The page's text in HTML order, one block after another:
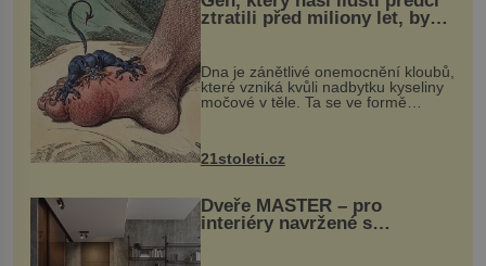
ztratili před miliony let, by
mohl pomoci s léčbou
„nemoci králů“
Dna je zánětlivé onemocnění kloubů,
které vzniká kvůli nadbytku kyseliny
močové v těle. Ta se ve formě
nohou, a způsobuje bole...
21stoleti.cz
Dveře MASTER – pro
interiéry navržené s
rozumem i vášní!